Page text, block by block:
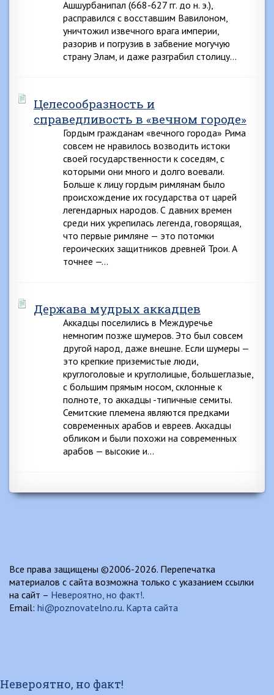
Ашшурбанипал (668-627 гг. до н. э.),
расправился с восставшим Вавилоном,
уничтожил извечного врага империи,
разорив и погрузив в забвение могучую
страну Элам, и даже разграбил столицу…
Целесообразность и
справедливость в «вечном городе»
Гордым гражданам «вечного города» Рима
совсем не нравилось возводить истоки
своей государственности к соседям, с
которыми они много и долго воевали.
Больше к лицу гордым римлянам было
происхождение их государства от царей
легендарных народов. С давних времен
среди них укрепилась легенда, говорящая,
что первые римляне — это потомки
героических защитников древней Трои. А
точнее —…
Держава мудрых аккадцев
Аккадцы поселились в Междуречье
немногим позже шумеров. Это был совсем
другой народ, даже внешне. Если шумеры —
это крепкие приземистые люди,
круглоголовые и круглолицые, большеглазые,
с большим прямым носом, склонные к
полноте, то аккадцы -типичные семиты.
Семитские племена являются предками
современных арабов и евреев. Аккадцы
обликом и были похожи на современных
арабов — высокие и…
Все права защищены ©2006-2026. Перепечатка
материалов с сайта возможна только с указанием ссылки
на сайт – Невероятно, но факт!.
Email: hi@poznovatelno.ru. Карта сайта
Невероятно, но факт!